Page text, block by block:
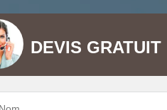
DEVIS GRATUIT